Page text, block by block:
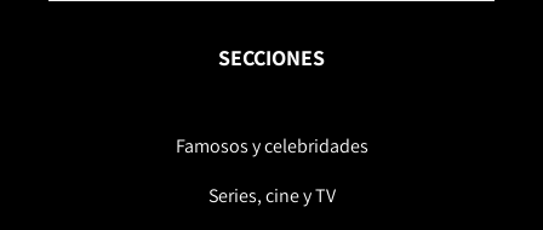
SECCIONES
Famosos y celebridades
Series, cine y TV